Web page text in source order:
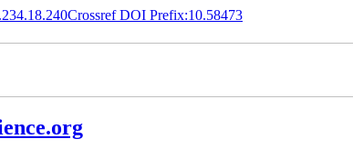
Crossref DOI Prefix:10.58473